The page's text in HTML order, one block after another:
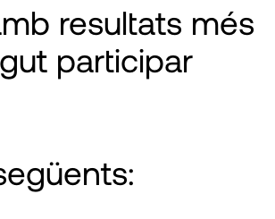
resultats més
participar